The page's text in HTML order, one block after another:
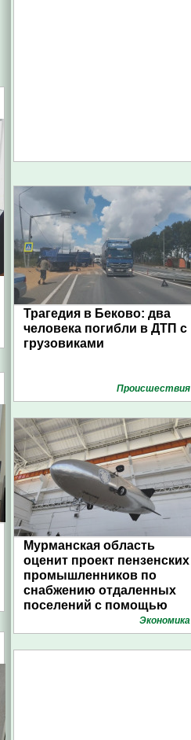
Трагедия в Беково: два
человека погибли в ДТП с
грузовиками
Проиcшествия
Мурманская область
оценит проект пензенских
промышленников по
снабжению отдаленных
поселений с помощью
Экономика